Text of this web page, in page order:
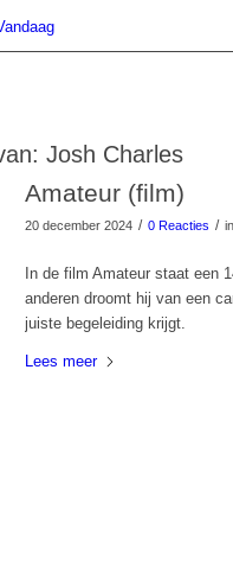
Josh Charles
Amateur (film)
20 december 2024 / 0 Reacties / in
In de film Amateur staat een
anderen droomt hij van een
juiste begeleiding krijgt.
Lees meer